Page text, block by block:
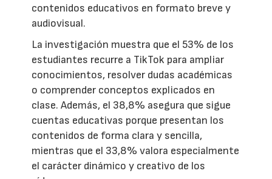
contenidos educativos en formato breve y
audiovisual.
La investigación muestra que el 53% de los
estudiantes recurre a TikTok para ampliar
conocimientos, resolver dudas académicas
o comprender conceptos explicados en
clase. Además, el 38,8% asegura que sigue
cuentas educativas porque presentan los
contenidos de forma clara y sencilla,
mientras que el 33,8% valora especialmente
el carácter dinámico y creativo de los